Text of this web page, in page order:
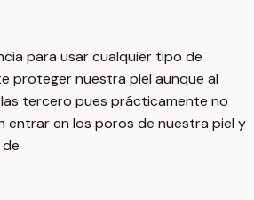
para usar cualquier tipo de
proteger nuestra piel aunque al
tercero pues prácticamente no
entrar en los poros de nuestra piel y